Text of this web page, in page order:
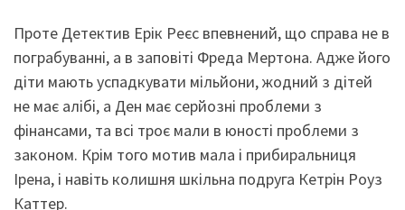
Проте Детектив Ерік Реєс впевнений, що справа не в
пограбуванні, а в заповіті Фреда Мертона. Адже його
діти мають успадкувати мільйони, жодний з дітей
не має алібі, а Ден має серйозні проблеми з
фінансами, та всі троє мали в юності проблеми з
законом. Крім того мотив мала і прибиральниця
Ірена, і навіть колишня шкільна подруга Кетрін Роуз
Каттер.